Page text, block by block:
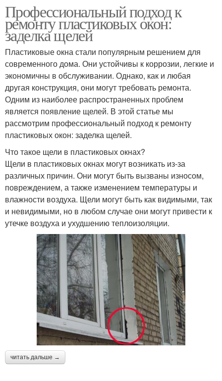
Профессиональный подход к
ремонту пластиковых окон:
заделка щелей
Пластиковые окна стали популярным решением для
современного дома. Они устойчивы к коррозии, легкие и
экономичны в обслуживании. Однако, как и любая
другая конструкция, они могут требовать ремонта.
Одним из наиболее распространенных проблем
является появление щелей. В этой статье мы
рассмотрим профессиональный подход к ремонту
пластиковых окон: заделка щелей.
Что такое щели в пластиковых окнах?
Щели в пластиковых окнах могут возникать из-за
различных причин. Они могут быть вызваны износом,
повреждением, а также изменением температуры и
влажности воздуха. Щели могут быть как видимыми, так
и невидимыми, но в любом случае они могут привести к
утечке воздуха и ухудшению теплоизоляции.
читать дальше →